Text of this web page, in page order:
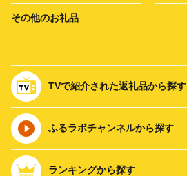
その他のお礼品
TVで紹介された返礼品から探す
ふるラボチャンネルから探す
ランキングから探す